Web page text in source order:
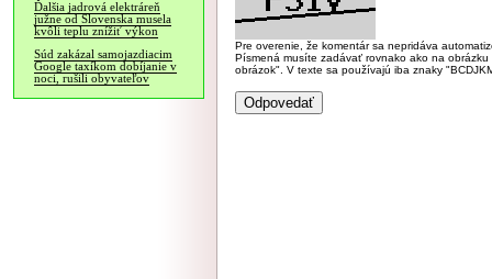
Ďalšia jadrová elektráreň
južne od Slovenska musela
kvôli teplu znížiť výkon
Súd zakázal samojazdiacim
Google taxíkom dobíjanie v
noci, rušili obyvateľov
Pre overenie, že komentár sa nepridáva
Písmená musíte zadávať rovnako ako na
obrázok". V texte sa používajú iba znaky